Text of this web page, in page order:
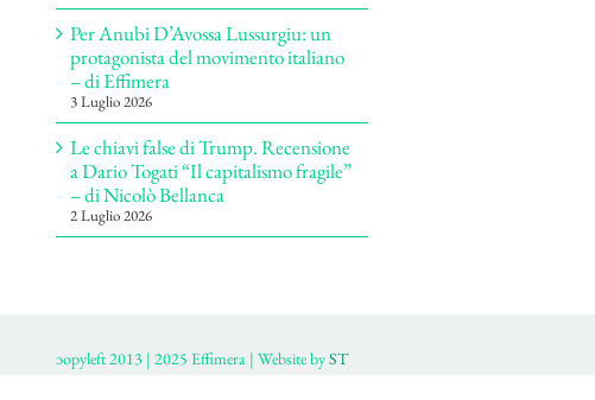
Per Anubi D’Avossa Lussurgiu: un
protagonista del movimento italiano
– di Effimera
3 Luglio 2026
Le chiavi false di Trump. Recensione
a Dario Togati “Il capitalismo fragile”
– di Nicolò Bellanca
2 Luglio 2026
ɔopyleft 2013 | 2025 Effimera | Website byST